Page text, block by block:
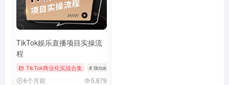
TikTok娱乐直播项目实操流
程
TikTok商业化实战合集 # tiktok
6个月前 5,879